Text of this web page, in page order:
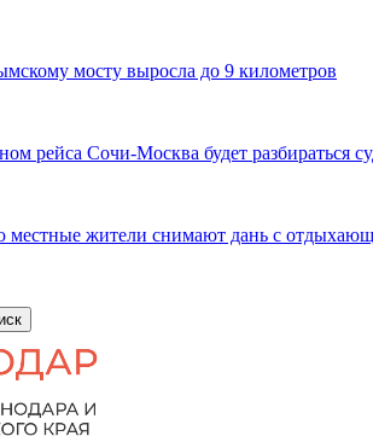
мосту выросла до 9 километров
рейса Сочи-Москва будет разбираться
местные жители снимают дань с